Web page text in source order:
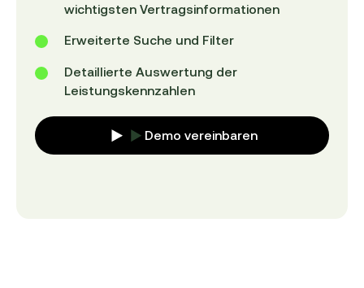
wichtigsten Vertragsinformationen
Erweiterte Suche und Filter
Detaillierte Auswertung der
Leistungskennzahlen
Demo vereinbaren